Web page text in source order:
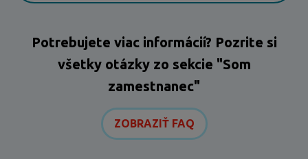
Potrebujete viac informácií? Pozrite si
všetky otázky zo sekcie "Som
zamestnanec"
ZOBRAZIŤ FAQ